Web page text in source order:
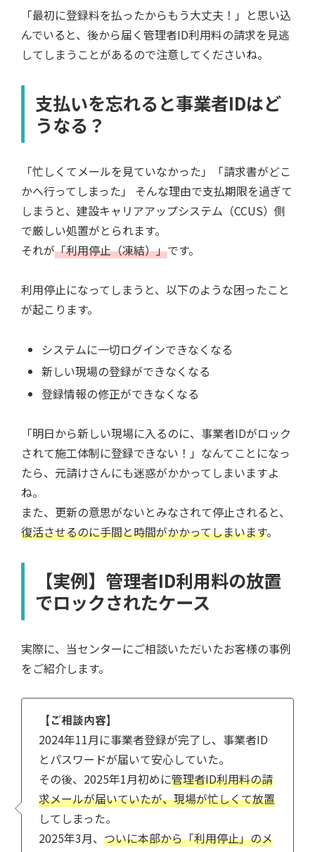
「最初に登録料を払ったからもう大丈夫！」と思い込
んでいると、後から届く管理者ID利用料の請求を見逃
してしまうことがあるので注意してくださいね。
支払いを忘れると事業者IDはど
うなる？
「忙しくてメールを見ていなかった」「請求書がどこ
かへ行ってしまった」 そんな理由で支払期限を過ぎて
しまうと、建設キャリアアップシステム（CCUS）側
で厳しい処置がとられます。
それが「利用停止（凍結）」です。
利用停止になってしまうと、以下のような困ったこと
が起こります。
システムに一切ログインできなくなる
新しい現場の登録ができなくなる
登録情報の修正ができなくなる
「明日から新しい現場に入るのに、事業者IDがロック
されて施工体制に登録できない！」なんてことになっ
たら、元請けさんにも迷惑がかかってしまいますよ
ね。
また、更新の意思がないとみなされて停止されると、
復活させるのに手間と時間がかかってしまいます。
【実例】管理者ID利用料の放置
でロックされたケース
実際に、当センターにご相談いただいたお客様の事例
をご紹介します。
【ご相談内容】
2024年11月に事業者登録が完了し、事業者ID
とパスワードが届いて安心していた。
その後、2025年1月初めに管理者ID利用料の請
求メールが届いていたが、現場が忙しくて放置
してしまった。
2025年3月、 ついに本部から「利用停止」のメ